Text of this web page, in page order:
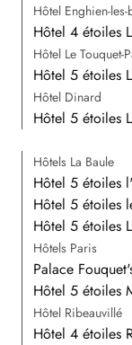
Hôtel Enghien-
Hôtel 4 étoiles
Hôtel Le Touquet-
Hôtel 5 étoiles
Hôtel Dinard
Hôtel 5 étoiles
Hôtels La Baule
Hôtel 5 étoiles
Hôtel 5 étoiles
Hôtel 5 étoiles
Hôtels Paris
Palace
Hôtel 5 étoiles
Hôtel Ribeauvillé
Hôtel 4 étoiles